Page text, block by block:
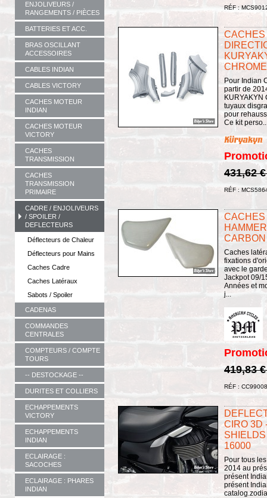
ENJOLIVEURS /
RANGEMENTS / PIÈCES
BATTERIES ET ACC.
BRAS OSCILLANT
ACCESSOIRES
CABLES INDIAN
CABLES VICTORY
CACHES MOTEUR
INDIAN
CACHES MOTEUR
VICTORY
CACHES
TRANSMISSION
CACHES
TRANSMISSION
PRIMAIRE
CADRE / ENJOLIVEURS
/ SPOILER /
DEFLECTEURS
Déflecteurs de Chaleur
Déflecteurs pour Mains
Caches Cadre
Caches Latéraux
Sabots / Spoiler
CADENAS
COMMANDES
CENTRALES
COMPTEURS / COMPTE
TOURS
-- DESTOCKAGE --
DURITES ET COLLIERS
ECHAPPEMENTS
VICTORY
ECHAPPEMENTS
INDIAN
ECLAIRAGE :
SACOCHES
ECLAIRAGE : PHARES
INDIAN
RÉF :
CACHES
Pour Indian
partir de
KURYAKYN
tuyaux
pour
Ce kit
431,62
RÉF :
CACHES
Caches
fixations
avec le
Jackpot 09/
Années et
j...
419,83
RÉF :
CIRO 3D
16000
Pour tous
2014 au
présent
présent